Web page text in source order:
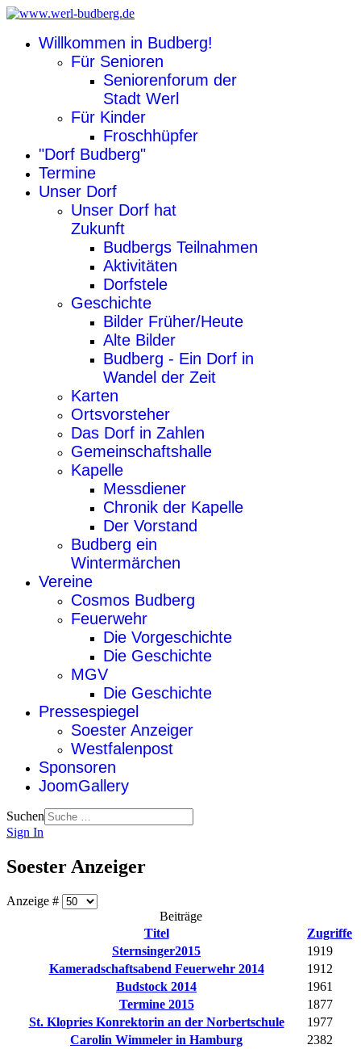
Willkommen in Budberg!
Für Senioren
Seniorenforum der
Stadt Werl
Für Kinder
Froschhüpfer
"Dorf Budberg"
Termine
Unser Dorf
Unser Dorf hat
Zukunft
Budbergs Teilnahmen
Aktivitäten
Dorfstele
Geschichte
Bilder Früher/Heute
Alte Bilder
Budberg - Ein Dorf in
Wandel der Zeit
Karten
Ortsvorsteher
Das Dorf in Zahlen
Gemeinschaftshalle
Kapelle
Messdiener
Chronik der Kapelle
Der Vorstand
Budberg ein
Wintermärchen
Vereine
Cosmos Budberg
Feuerwehr
Die Vorgeschichte
Die Geschichte
MGV
Die Geschichte
Pressespiegel
Soester Anzeiger
Westfalenpost
Sponsoren
JoomGallery
Suchen
Sign In
Soester Anzeiger
Anzeige #
Beiträge
Titel
Zugriffe
Sternsinger2015
1919
Kameradschaftsabend Feuerwehr 2014
1912
Budstock 2014
1961
Termine 2015
1877
St. Klopries Konrektorin an der Norbertschule
1977
Carolin Wimmeler in Hamburg
2382